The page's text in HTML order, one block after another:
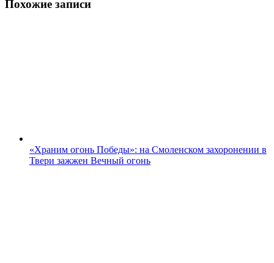
Похожие записи
«Храним огонь Победы»: на Смоленском захоронении в
Твери зажжен Вечный огонь